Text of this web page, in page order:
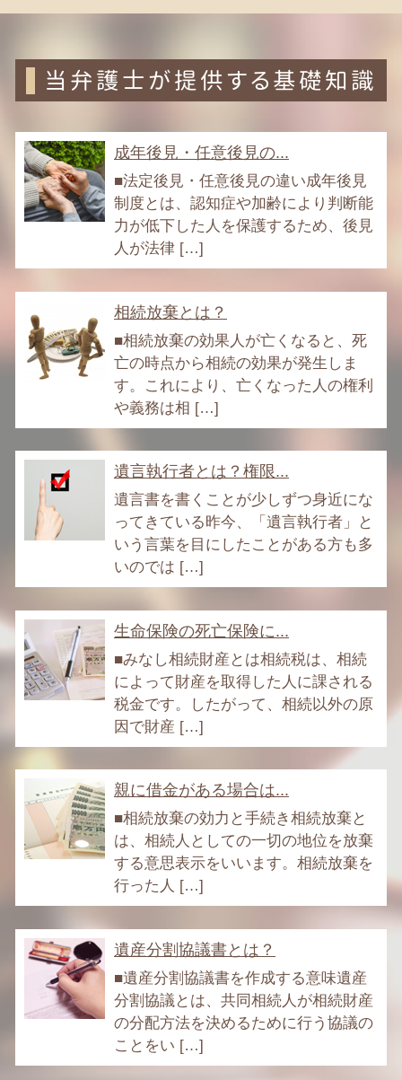
当弁護士が提供する基礎知識
成年後見・任意後見の...
■法定後見・任意後見の違い成年後見
制度とは、認知症や加齢により判断能
力が低下した人を保護するため、後見
人が法律 […]
相続放棄とは？
■相続放棄の効果人が亡くなると、死
亡の時点から相続の効果が発生しま
す。これにより、亡くなった人の権利
や義務は相 […]
遺言執行者とは？権限...
遺言書を書くことが少しずつ身近にな
ってきている昨今、「遺言執行者」と
いう言葉を目にしたことがある方も多
いのでは […]
生命保険の死亡保険に...
■みなし相続財産とは相続税は、相続
によって財産を取得した人に課される
税金です。したがって、相続以外の原
因で財産 […]
親に借金がある場合は...
■相続放棄の効力と手続き相続放棄と
は、相続人としての一切の地位を放棄
する意思表示をいいます。相続放棄を
行った人 […]
遺産分割協議書とは？
■遺産分割協議書を作成する意味遺産
分割協議とは、共同相続人が相続財産
の分配方法を決めるために行う協議の
ことをい […]